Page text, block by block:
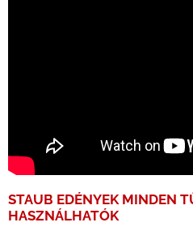
STAUB EDÉNYEK MINDEN
HASZNÁLHATÓK